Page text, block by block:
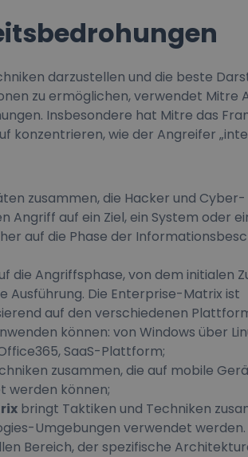
darzustellen und die beste
zu ermöglichen, verwendet Mitre
Insbesondere hat Mitre das
konzentrieren, wie der Angreifer
zusammen, die Hacker und Cyber-
auf ein Ziel, ein System oder
auf die Phase der
die Angriffsphase, von dem initialen
Ausführung. Die Enterprise-Matrix ist
auf den verschiedenen
können: von Windows über
SaaS-Plattform;
zusammen, die auf mobile
werden können;
bringt Taktiken und Techniken
Umgebungen verwendet werden.
Bereich, der spezifische